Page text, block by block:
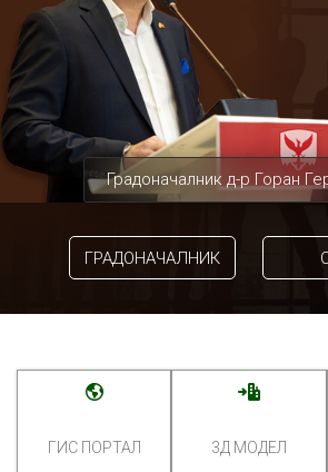
Градоначалник д-р Горан
ГРАДОНАЧАЛНИК
ГИС ПОРТАЛ 3Д МОДЕЛ